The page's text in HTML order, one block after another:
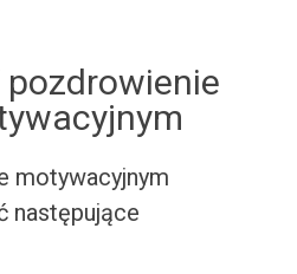
motywacyjnym
następujące